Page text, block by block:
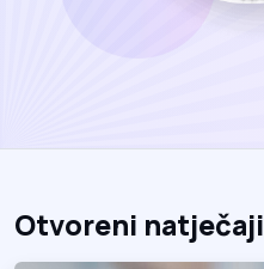
Otvoreni natječaji